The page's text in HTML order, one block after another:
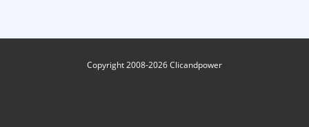
Copyright 2008-2026 Clicandpower